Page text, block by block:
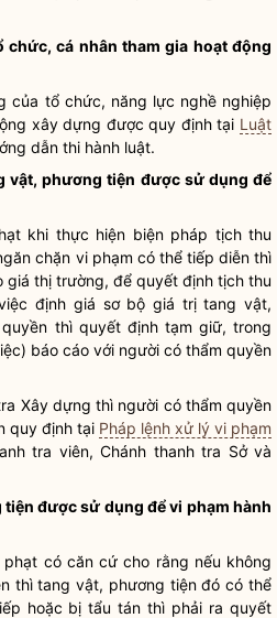
cá nhân tham gia hoạt động
của tổ chức, năng lực nghề nghiệp
xây dựng được quy định tại Luật
dẫn thi hành luật.
vật, phương tiện được sử dụng để
khi thực hiện biện pháp tịch thu
chặn vi phạm có thể tiếp diễn thì
giá thị trường, để quyết định tịch thu
định giá sơ bộ giá trị tang vật,
quyền thì quyết định tạm giữ, trong
báo cáo với người có thẩm quyền
Xây dựng thì người có thẩm quyền
quy định tại Pháp lệnh xử lý vi phạm
tra viên, Chánh thanh tra Sở và
được sử dụng để vi phạm hành
có căn cứ cho rằng nếu không
thì tang vật, phương tiện đó có thể
hoặc bị tẩu tán thì phải ra quyết